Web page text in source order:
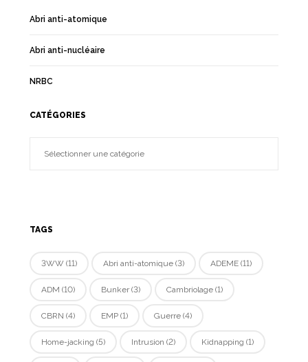
Abri anti-atomique
Abri anti-nucléaire
NRBC
CATÉGORIES
TAGS
3WW(11) Abri anti-atomique(3) ADEME(11)
ADM (10) Bunker(3) Cambriolage(1)
CBRN (4) EMP(1) Guerre(4)
Home-jacking (5) Intrusion (2) Kidnapping (1)